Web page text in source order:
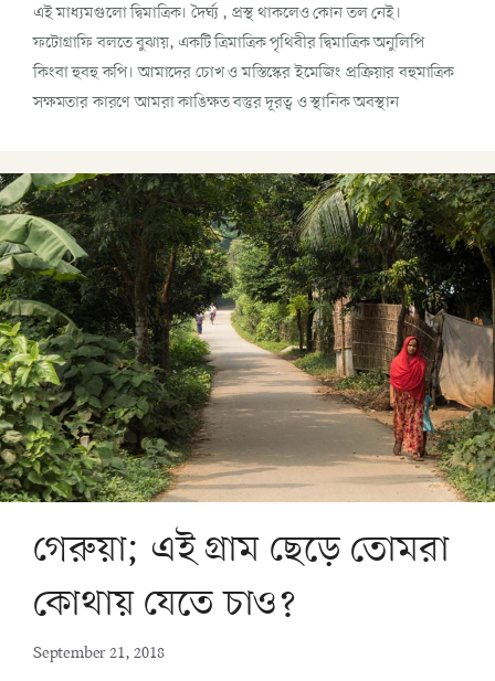
এই মাধ্যমগুলো দ্বিমাত্রিক। দৈর্ঘ্য , প্রস্থ থাকলেও কোন তল নেই।
ফটোগ্রাফি বলতে বুঝায়, একটি ত্রিমাত্রিক পৃথিবীর দ্বিমাত্রিক অনুলিপি
কিংবা হুবহু কপি। আমাদের চোখ ও মস্তিস্কের ইমেজিং প্রক্রিয়ার বহুমাত্রিক
সক্ষমতার কারণে আমরা কাঙিক্ষত বস্তুর দূরত্ব ও স্থানিক অবস্থান
গেরুয়া; এই গ্রাম ছেড়ে তোমরা
কোথায় যেতে চাও?
September 21, 2018